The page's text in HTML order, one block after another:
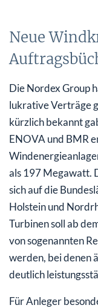
Neue
Die Nordex Group
lukrative Verträge
kürzlich bekannt
ENOVA und BMR
als 197 Megawatt.
sich auf die
Holstein und
Turbinen soll ab
von sogenannten
werden, bei denen
deutlich
Für Anleger